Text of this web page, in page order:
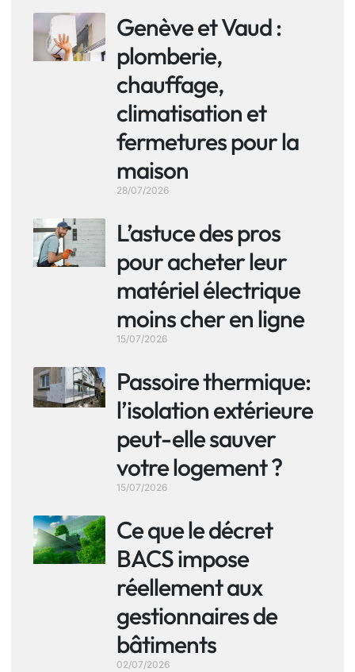
Genève et Vaud :
plomberie,
chauffage,
climatisation et
fermetures pour la
maison
28/07/2026
L’astuce des pros
pour acheter leur
matériel électrique
moins cher en ligne
15/07/2026
Passoire thermique:
l’isolation extérieure
peut-elle sauver
votre logement ?
15/07/2026
Ce que le décret
BACS impose
réellement aux
gestionnaires de
bâtiments
02/07/2026